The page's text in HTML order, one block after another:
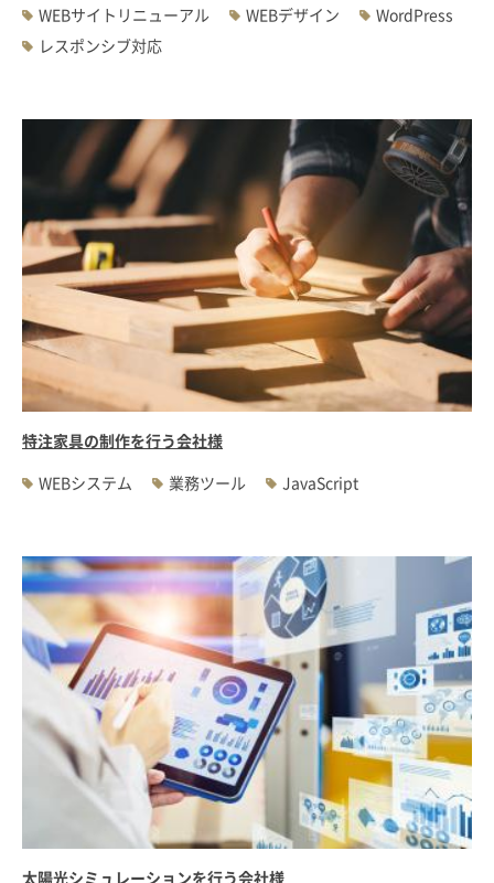
WEBサイトリニューアル
WEBデザイン
WordPress
レスポンシブ対応
特注家具の制作を行う会社様
WEBシステム
業務ツール JavaScript
太陽光シミュレーションを行う会社様